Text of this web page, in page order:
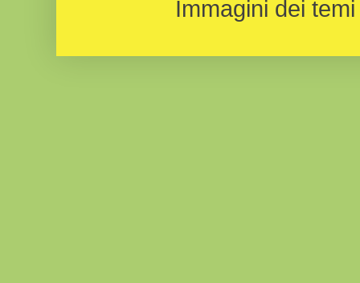
Immagini dei